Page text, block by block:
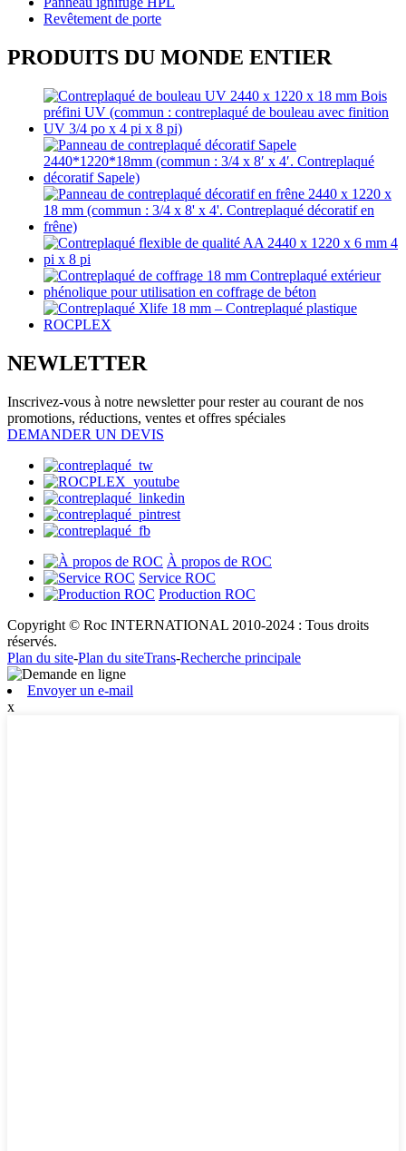
Revêtement de porte
PRODUITS DU MONDE ENTIER
NEWLETTER
Inscrivez-vous à notre newsletter pour rester au courant de nos
promotions, réductions, ventes et offres spéciales
DEMANDER UN DEVIS
À propos de ROC
Service ROC
Production ROC
Copyright © Roc INTERNATIONAL 2010-2024 : Tous droits
réservés.
Plan du site-Plan du siteTrans-Recherche principale
Envoyer un e-mail
x